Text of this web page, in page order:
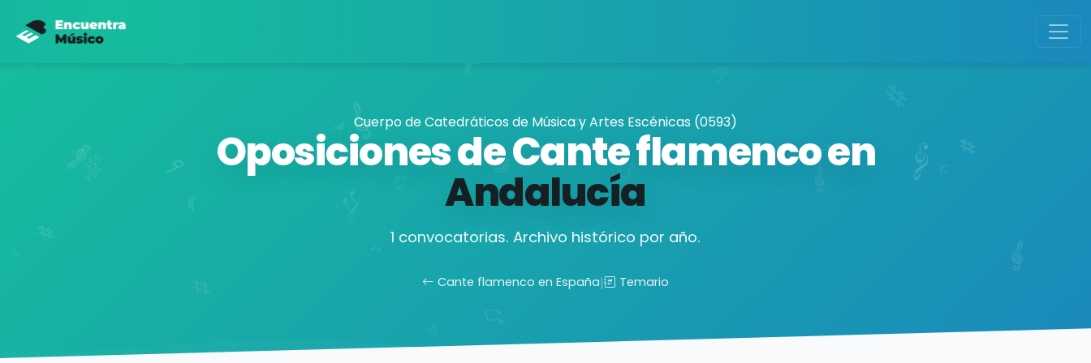
Cuerpo de Catedráticos de Música y Artes Escénicas (0593)
Oposiciones de Cante flamenco en
Andalucía
1 convocatorias. Archivo histórico por año.
Cante flamenco en España| Temario